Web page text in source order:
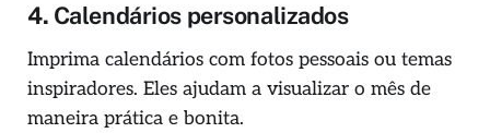
4. Calendários personalizados
Imprima calendários com fotos pessoais ou temas
inspiradores. Eles ajudam a visualizar o mês de
maneira prática e bonita.